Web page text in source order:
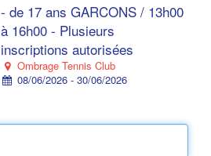
- de 17 ans GARCONS / 13h00
à 16h00 - Plusieurs
inscriptions autorisées
Ombrage Tennis Club
08/06/2026 - 30/06/2026